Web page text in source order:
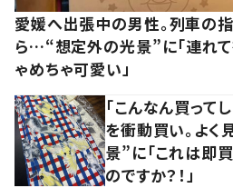
愛媛へ出張中の男性。列車の
ら…“想定外の光景”に「連れて
ゃめちゃ可愛い」
「こんなん買って
を衝動買い。よ
景”に「これは即
のですか？！」